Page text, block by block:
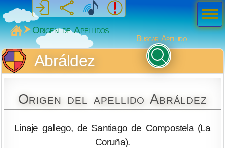
MiSabueso
Origen de Apellidos
Buscar Apellido
Abráldez
Origen del apellido Abráldez
Linaje gallego, de Santiago de Compostela (La
Coruña).
Men
ú